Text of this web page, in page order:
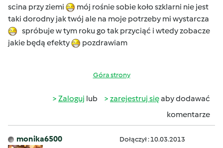
scina przy ziemi
mój rośnie sobie koło szklarni nie jest
taki dorodny jak twój ale na moje potrzeby mi wystarcza
spróbuje w tym roku go tak przyciąć i wtedy zobacze
jakie będą efekty
pozdrawiam
Góra strony
Zaloguj lub zarejestruj sięaby dodawać
komentarze
monika6500 Dołączył : 10.03.2013